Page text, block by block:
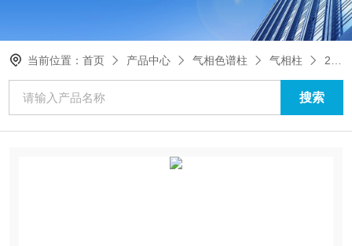
当前位置：首页 产品中心 气相色谱柱 气相柱 24217-USupelco VOCOL® 毛细管 GC 色谱柱